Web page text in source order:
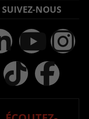
SUIVEZ-NOUS